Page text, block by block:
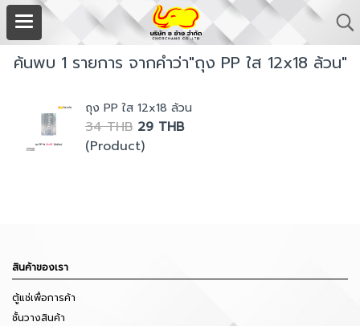
ค้นพบ 1 รายการ จากคำว่า"ถุง PP ใส 12x18 ล้วน"
ถุง PP ใส 12x18 ล้วน
34 THB 29 THB
(Product)
สินค้าของเรา
ตู้แช่เพื่อการค้า
ชั้นวางสินค้า